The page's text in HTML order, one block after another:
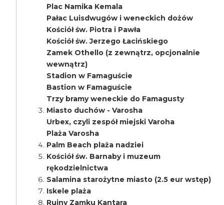
Plac Namika Kemala
Pałac Luisdwugów i weneckich dożów
Kościół św. Piotra i Pawła
Kościół św. Jerzego Łacińskiego
Zamek Othello (z zewnątrz, opcjonalnie
wewnątrz)
Stadion w Famaguście
Bastion w Famaguście
Trzy bramy weneckie do Famagusty
Miasto duchów - Varosha
Urbex, czyli zespół miejski Varoha
Plaża Varosha
Palm Beach plaża nadziei
Kościół św. Barnaby i muzeum
rękodzielnictwa
Salamina starożytne miasto (2.5 eur wstęp)
Iskele plaża
Ruiny Zamku Kantara